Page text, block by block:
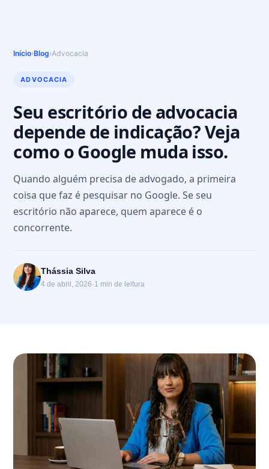
Início›Blog›Advocacia
ADVOCACIA
Seu escritório de advocacia
depende de indicação? Veja
como o Google muda isso.
Quando alguém precisa de advogado, a primeira
coisa que faz é pesquisar no Google. Se seu
escritório não aparece, quem aparece é o
concorrente.
Thássia Silva
4 de abril, 2026·1 min de leitura